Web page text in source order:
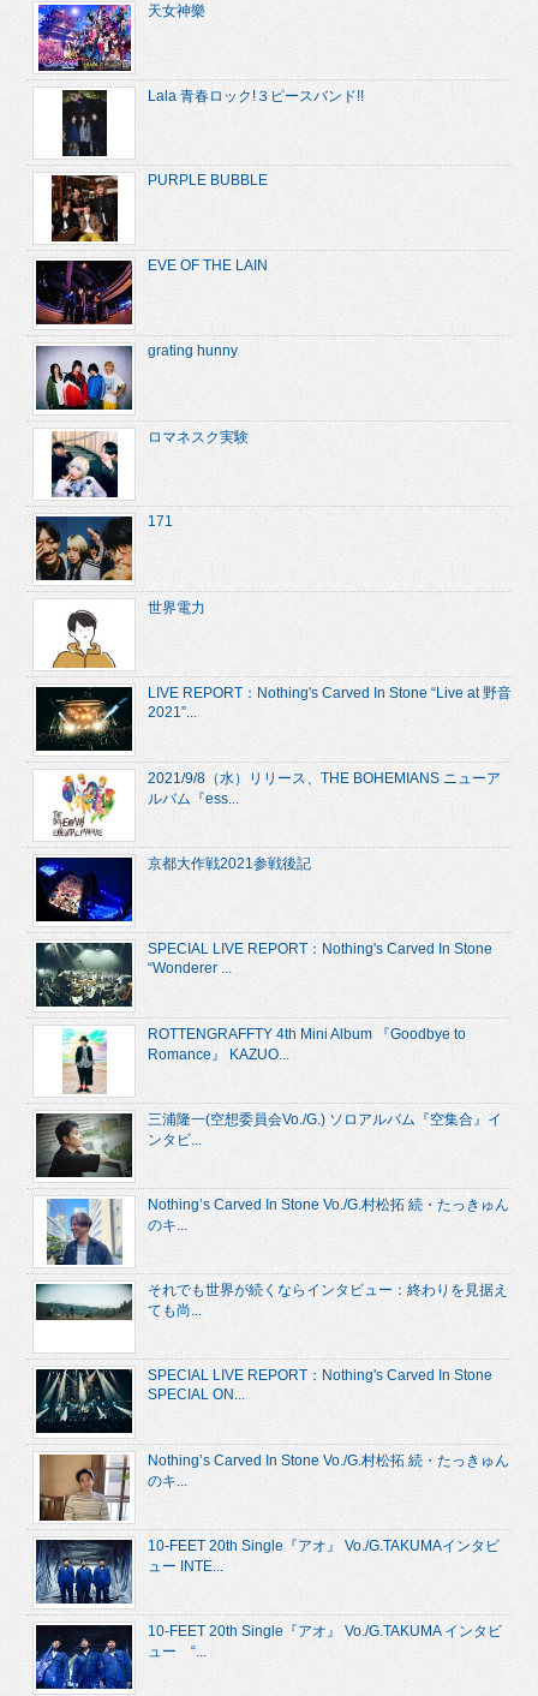
天女神樂
Lala 青春ロック!３ピースバンド!!
PURPLE BUBBLE
EVE OF THE LAIN
grating hunny
ロマネスク実験
171
世界電力
LIVE REPORT：Nothing's Carved In Stone “Live at 野音
2021”...
2021/9/8（水）リリース、THE BOHEMIANS ニューア
ルバム『ess...
京都大作戦2021参戦後記
SPECIAL LIVE REPORT：Nothing's Carved In Stone
“Wonderer ...
ROTTENGRAFFTY 4th Mini Album 『Goodbye to
Romance』 KAZUO...
三浦隆一(空想委員会Vo./G.) ソロアルバム『空集合』イ
ンタビ...
Nothing’s Carved In Stone Vo./G.村松拓 続・たっきゅん
のキ...
それでも世界が続くならインタビュー：終わりを見据え
ても尚...
SPECIAL LIVE REPORT：Nothing's Carved In Stone
SPECIAL ON...
Nothing’s Carved In Stone Vo./G.村松拓 続・たっきゅん
のキ...
10-FEET 20th Single『アオ』 Vo./G.TAKUMAインタビ
ュー INTE...
10-FEET 20th Single『アオ』 Vo./G.TAKUMA インタビ
ュー “...